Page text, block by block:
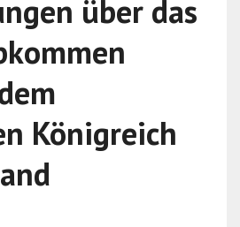
über das
Königreich